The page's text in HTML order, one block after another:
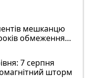
мешканцю
обмеження
7 серпня
шторм